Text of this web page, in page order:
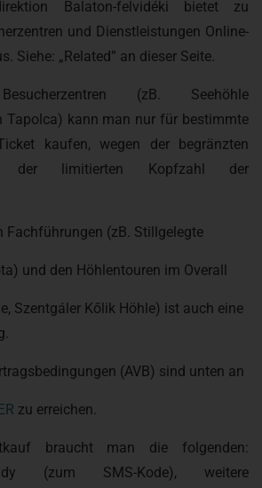
Balaton-felvidéki bietet zu
und Dienstleistungen Online-
Siehe: „Related” an dieser Seite.
(zB. Seehöhle
Tapolca) kann man nur für bestimmte
kaufen, wegen der begränzten
der limitierten Kopfzahl der
Fachführungen (zB. Stillgelegte
und den Höhlentouren im Overall
Szentgáler Kőlik Höhle) ist auch eine
(AVB) sind unten an
zu erreichen.
braucht man die folgenden:
(zum SMS-Kode), weitere